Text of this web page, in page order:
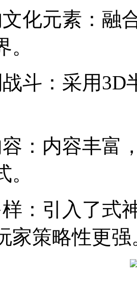
化元素：融
斗：采用3D
：内容丰富
：引入了式
家策略性更强